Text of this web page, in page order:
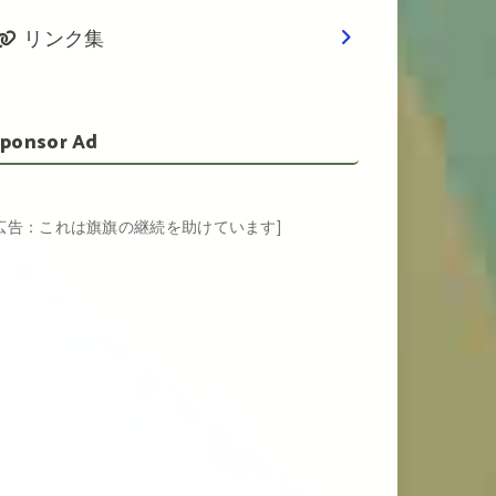
リンク集
Ad
告：これは旗旗の継続を助けています]